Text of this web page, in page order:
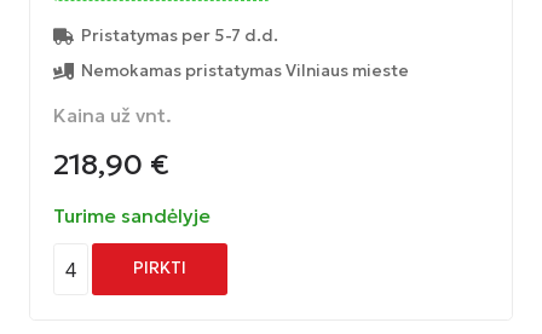
Pristatymas per 5-7 d.d.
Nemokamas pristatymas Vilniaus mieste
Kaina už vnt.
218,90 €
Turime sandėlyje
4 PIRKTI